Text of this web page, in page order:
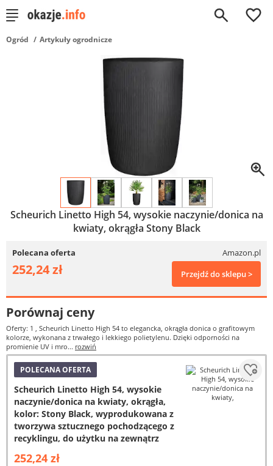
0
Ogród Artykuły ogrodnicze
Scheurich Linetto High 54, wysokie naczynie/donica na
kwiaty, okrągła Stony Black
Polecana oferta Amazon.pl
252,24 zł Przejdź do sklepu >
Porównaj ceny
Oferty: 1 , Scheurich Linetto High 54 to elegancka, okrągła donica o grafitowym
kolorze, wykonana z trwałego i lekkiego polietylenu. Dzięki odporności na
promienie UV i mro... rozwiń
POLECANA OFERTA
Scheurich Linetto High 54, wysokie
naczynie/donica na kwiaty, okrągła,
kolor: Stony Black, wyprodukowana z
tworzywa sztucznego pochodzącego z
recyklingu, do użytku na zewnątrz
252,24 zł